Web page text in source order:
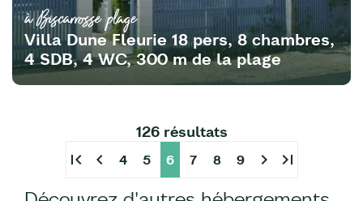
à Biscarrosse plage
Villa Dune Fleurie 18 pers, 8 chambres,
4 SDB, 4 WC, 300 m de la plage
126 résultats
first_page chevron_left 4 5 6 7 8 9 chevron_right last_page